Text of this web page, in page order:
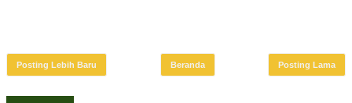
Posting Lebih Baru Posting Lama
Beranda